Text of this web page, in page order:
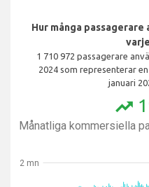
Hur många
1 710 972 passagerare
2024 som representerar
januari
trending_up
Månatliga kommersiella
2 mn